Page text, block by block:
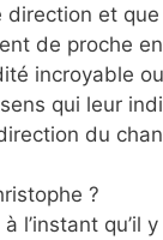
direction et
de proche
incroyable
qui leur
du
?
l’instant qu’il